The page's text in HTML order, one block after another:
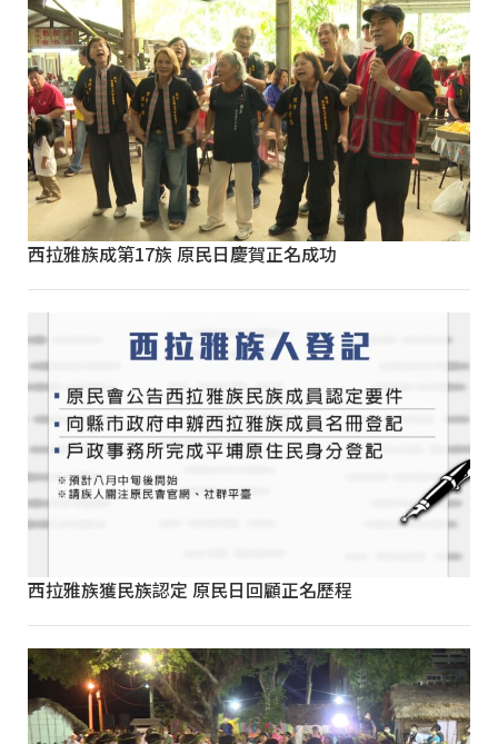
西拉雅族成第17族 原民日慶賀正名成功
西拉雅族獲民族認定 原民日回顧正名歷程